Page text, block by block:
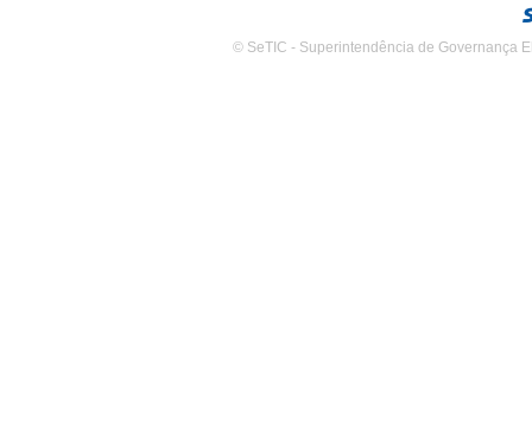
© SeTIC - Superintendência de Governança